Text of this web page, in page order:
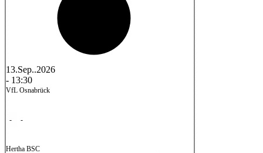
13.Sep..2026
- 13:30
VfL Osnabrück
- -
Hertha BSC